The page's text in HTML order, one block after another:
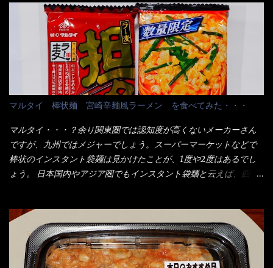
1280円と云った感じです。 で私は幾らで、メガドンキでゲットし
たかって？ それは非常に言いづらい・・・色々と各方面へ忖度し
て、激安だったとだけ申し上げましょう。 早速1袋を大釜で茹で～
ハイ、約15分ほど茹で上げた状態です。 当家には、高齢者がいる
ので少し柔らかく・・・ 茹で上がった饂飩は、お店の饂飩に比べ
＜細い＞です。 どちらかと云えば、稲庭饂飩的な太さですね。 さ
てこれを、どの様に食べるか？ 長葱無かったので、玉葱を刻んで
八王子ラーメン風月見つけうどん！ 冷やし釜あげうどん～です。
ラーメン丼に、冷水を軽く張って饂飩を盛り付け、お椀に昆布出
汁つゆと長葱に山葵です。 これでツルツル～と頂きました。 良い
じゃないか～...
当している。 まずはこれを見て欲しい！ カウンターに置かれた＜
お皿＞である。 直ぐに気づいたでしょう！ 何かキャベツが山じ
ゃないか！？ ハイ、山です。 これが標準なのです。 普通のとん
かつ屋のキャベツと比べたら、10人前ほどあるか？ 値段的には、
メイン（主流は1,000超）＋定食セット350円程と値段的には、そ
れ程では安い訳でも無いが、客足が絶えない人気店である。 そん
なメニューのなかで、リーズナブルで頂ける＜映え＞るメニュー
が＜カツカレー＞だ！ これです。 当時1,000円税込だった
が・・・今も変わらないと思うけど・・・ これが出てくると、カ
ウンター中からOH～と声が飛ぶ！ 写真は、キャベツ少なめでお願
いしています。 皿のサイズは、直径30cmほどあります。 そこに
ドカ盛のキャベツと御飯にカレーがかかっています。 カレーは辛
ンとした厚さのあるトンカツです。 それも揚げたての熱々です。
これを難なく完食出来なければ、漢では無い！と云っても過言で
はないだろう。 この他も、兎に角ボリューム満点で＜薄カツ＞と
呼ばれるメニューは、トンカツが2枚重ねて出てくるだ！ 1枚が薄
マルタイ 棒状麺 宮崎辛麺風ラーメン を食べてみた・・・
マルタイ・・・？余り関東圏では認知度が高くないメーカーさん
ですが、九州ではメジャーでしょう。スーパーマーケットなどで
棒状のインスタント袋麺は見かけたことが、1度や2度はあるでし
ょう。 日本国内やアジア圏でもインスタント袋麺と云えば、四角
イ棒状ラーメンを、OKストアで見かけ思わず手に取って買い物篭
へ 坦々まぜそばと＜数量限定＞宮崎辛麺風ラーメン オーッといき
なり私の胃袋をグサッと・・・・ 棒状インスタントラーメンの
デビューが決まりました。 か・ら・め・ん・辛麺！ 宮崎辛麺は